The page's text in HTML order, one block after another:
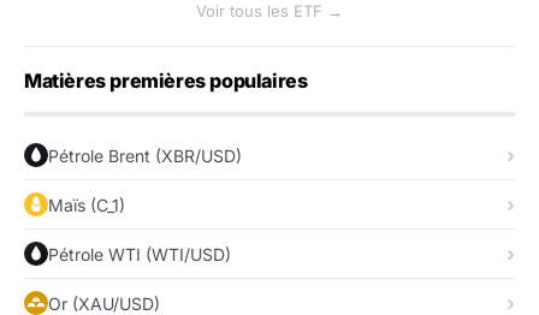
Voir tous les ETF →
Matières premières populaires
Pétrole Brent (XBR/USD)
Maïs (C_1)
Pétrole WTI (WTI/USD)
Or (XAU/USD)